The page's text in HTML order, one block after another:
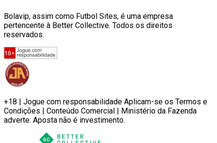
Bolavip, assim como Futbol Sites, é uma empresa
pertencente à Better Collective. Todos os direitos
reservados.
+18 | Jogue com responsabilidade Aplicam-se os Termos e
Condições | Conteúdo Comercial | Ministério da Fazenda
adverte: Aposta não é investimento.